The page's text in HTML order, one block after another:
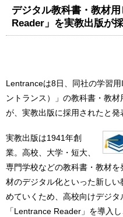
デジタル教科書・教材
Reader」を実教出版が
Lentranceは8日、同社の学習
ントランス）」の教科書・教
が、実教出版に採用されたと発
実教出版は1941年創
業。高校、大学・短大、
専門学校などの教科書・教材
材のデジタル化といった新し
めていくため、高校向けデジ
「Lentrance Reader」を導入